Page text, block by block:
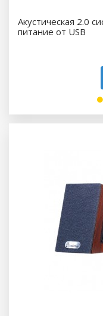
Акустическая 2.0
питание от USB